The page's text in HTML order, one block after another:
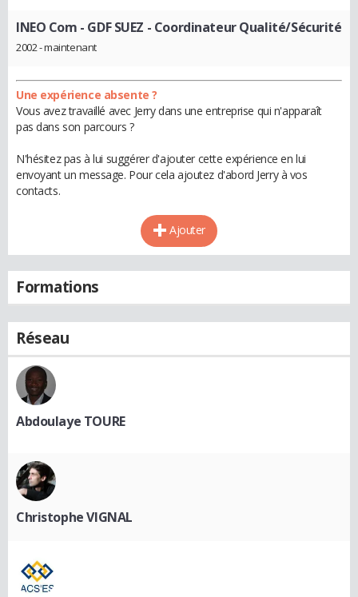
INEO Com - GDF SUEZ - Coordinateur Qualité/Sécurité
2002 - maintenant
Une expérience absente ?
Vous avez travaillé avec Jerry dans une entreprise qui n'apparaît
pas dans son parcours ?
N'hésitez pas à lui suggérer d'ajouter cette expérience en lui
envoyant un message. Pour cela ajoutez d'abord Jerry à vos
contacts.
Ajouter
Formations
Réseau
Abdoulaye TOURE
Christophe VIGNAL